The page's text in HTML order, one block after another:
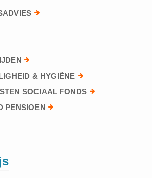
& HYGIËNE
SOCIAAL FONDS
PENSIOEN